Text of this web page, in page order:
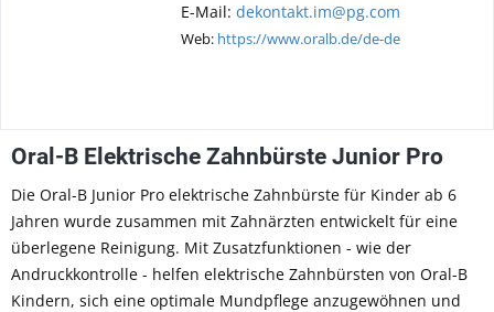
E-Mail: dekontakt.im@pg.com
Web: https://www.oralb.de/de-de
Oral-B Elektrische Zahnbürste Junior Pro
Die Oral-B Junior Pro elektrische Zahnbürste für Kinder ab 6
Jahren wurde zusammen mit Zahnärzten entwickelt für eine
überlegene Reinigung. Mit Zusatzfunktionen - wie der
Andruckkontrolle - helfen elektrische Zahnbürsten von Oral-B
Kindern, sich eine optimale Mundpflege anzugewöhnen und